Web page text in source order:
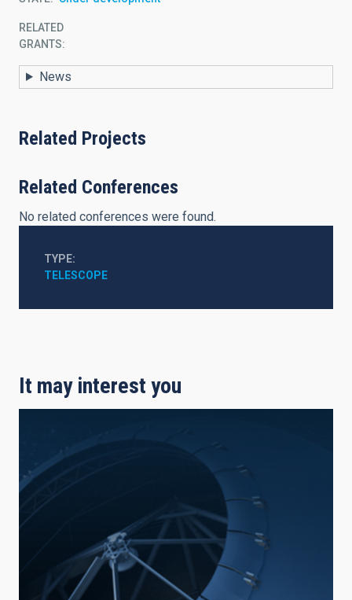
RELATED
GRANTS:
News
Related Projects
Related Conferences
No related conferences were found.
TYPE
TELESCOPE
It may interest you